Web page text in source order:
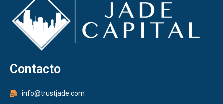
Contacto
info@trustjade.com